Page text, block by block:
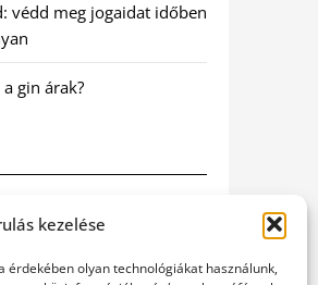
kezelése
olyan technológiákat használunk,
védd meg jogaidat időben
gin árak?